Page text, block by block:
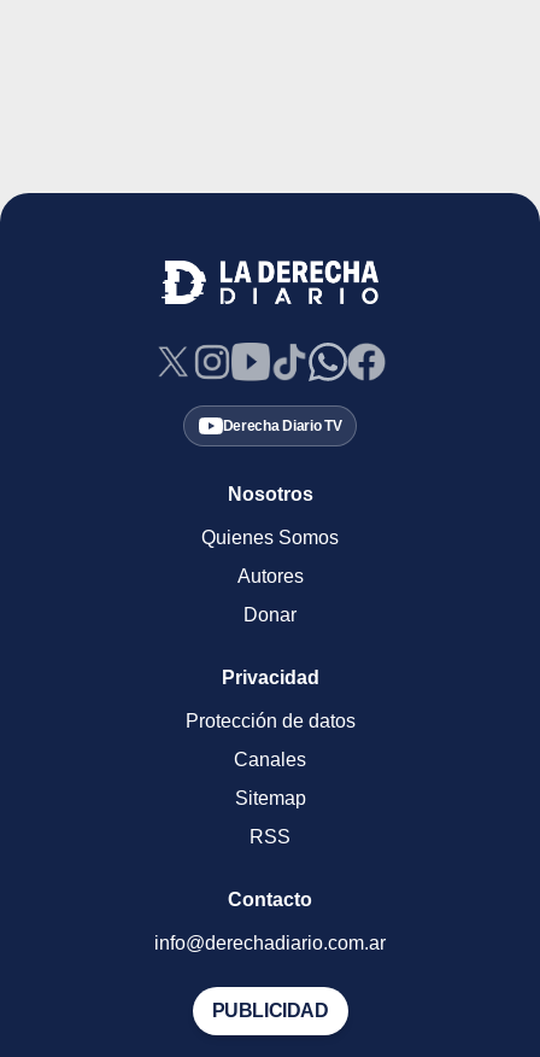
Derecha Diario TV
Nosotros
Quienes Somos
Autores
Donar
Privacidad
Protección de datos
Canales
Sitemap
RSS
Contacto
info@derechadiario.com.ar
PUBLICIDAD